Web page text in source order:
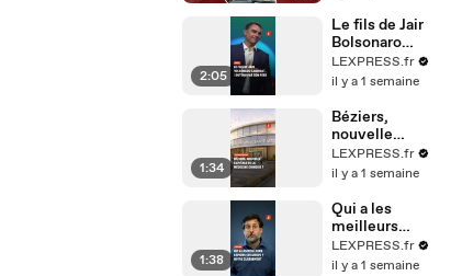
ghetto de
Varsovie
2:05
Le fils de Jair
Bolsonaro
candidat,
soutenu par
LEXPRESS.fr
il y a 1 semaine
1:34
Béziers,
nouvelle
capitale de la
médecine
LEXPRESS.fr
il y a 1 semaine
1:38
Qui a les
meilleurs
espions en
Europe ?
LEXPRESS.fr
il y a 1 semaine